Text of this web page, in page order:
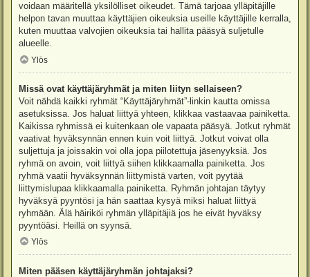
voidaan määritellä yksilölliset oikeudet. Tämä tarjoaa ylläpitäjille
helpon tavan muuttaa käyttäjien oikeuksia useille käyttäjille kerralla,
kuten muuttaa valvojien oikeuksia tai hallita pääsyä suljetulle
alueelle.
Ylös
Missä ovat käyttäjäryhmät ja miten liityn sellaiseen?
Voit nähdä kaikki ryhmät “Käyttäjäryhmät”-linkin kautta omissa
asetuksissa. Jos haluat liittyä yhteen, klikkaa vastaavaa painiketta.
Kaikissa ryhmissä ei kuitenkaan ole vapaata pääsyä. Jotkut ryhmät
vaativat hyväksynnän ennen kuin voit liittyä. Jotkut voivat olla
suljettuja ja joissakin voi olla jopa piilotettuja jäsenyyksiä. Jos
ryhmä on avoin, voit liittyä siihen klikkaamalla painiketta. Jos
ryhmä vaatii hyväksynnän liittymistä varten, voit pyytää
liittymislupaa klikkaamalla painiketta. Ryhmän johtajan täytyy
hyväksyä pyyntösi ja hän saattaa kysyä miksi haluat liittyä
ryhmään. Älä häiriköi ryhmän ylläpitäjiä jos he eivät hyväksy
pyyntöäsi. Heillä on syynsä.
Ylös
Miten pääsen käyttäjäryhmän johtajaksi?